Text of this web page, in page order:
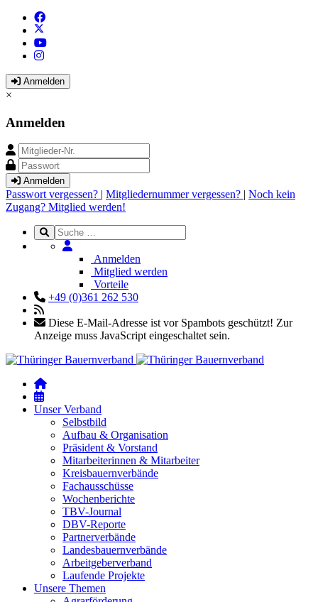
Anmelden
×
Anmelden
Anmelden
Passwort vergessen? | Mitgliedernummer vergessen? | Noch kein
Zugang? Mitglied werden!
Anmelden
Mitglied werden
Vorteile
+49 (0)361 262 530
Diese E-Mail-Adresse ist vor Spambots geschützt! Zur
Anzeige muss JavaScript eingeschaltet sein.
Unser Verband
Selbstbild
Aufbau & Organisation
Präsident & Vorstand
Mitarbeiterinnen & Mitarbeiter
Kreisbauernverbände
Fachausschüsse
Wochenberichte
TBV-Journal
DBV-Reporte
Partnerverbände
Landesbauernverbände
Arbeitgeberverband
Laufende Projekte
Unsere Themen